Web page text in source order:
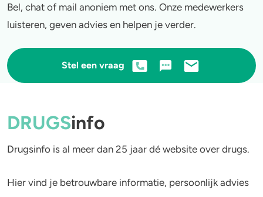
Bel, chat of mail anoniem met ons. Onze medewerkers
luisteren, geven advies en helpen je verder.
Stel een vraag
DRUGSinfo
Drugsinfo is al meer dan 25 jaar dé website over drugs.
Hier vind je betrouwbare informatie, persoonlijk advies